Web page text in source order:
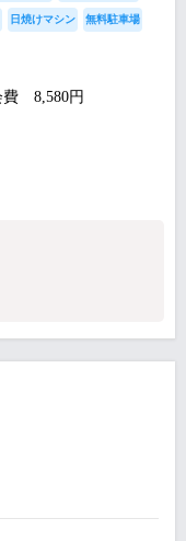
日焼けマシン 無料駐車場
費 8,580円